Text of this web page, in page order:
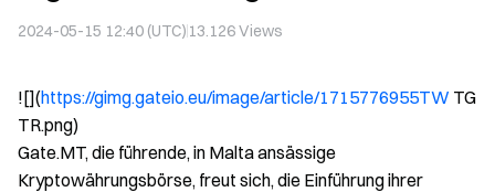
2024-05-15 12:40 (UTC) 13.126Views
![](https://gimg.gateio.eu/image/article/1715776955TW TG
TR.png)
Gate.MT, die führende, in Malta ansässige
Kryptowährungsbörse, freut sich, die Einführung ihrer